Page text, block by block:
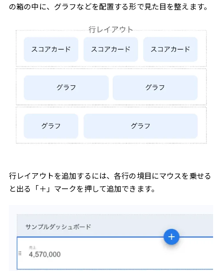
の箱の中に、グラフなどを配置する形で見た目を整えます。
行レイアウトを追加するには、各行の境目にマウスを乗せる
と出る「＋」マークを押して追加できます。